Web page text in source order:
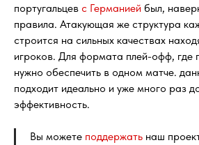
португальцев с Германией был,
правила. Атакующая же структура
строится на сильных качествах
игроков. Для формата плей-офф, где
нужно обеспечить в одном матче.
подходит идеально и уже много раз
эффективность.
Вы можете поддержать наш